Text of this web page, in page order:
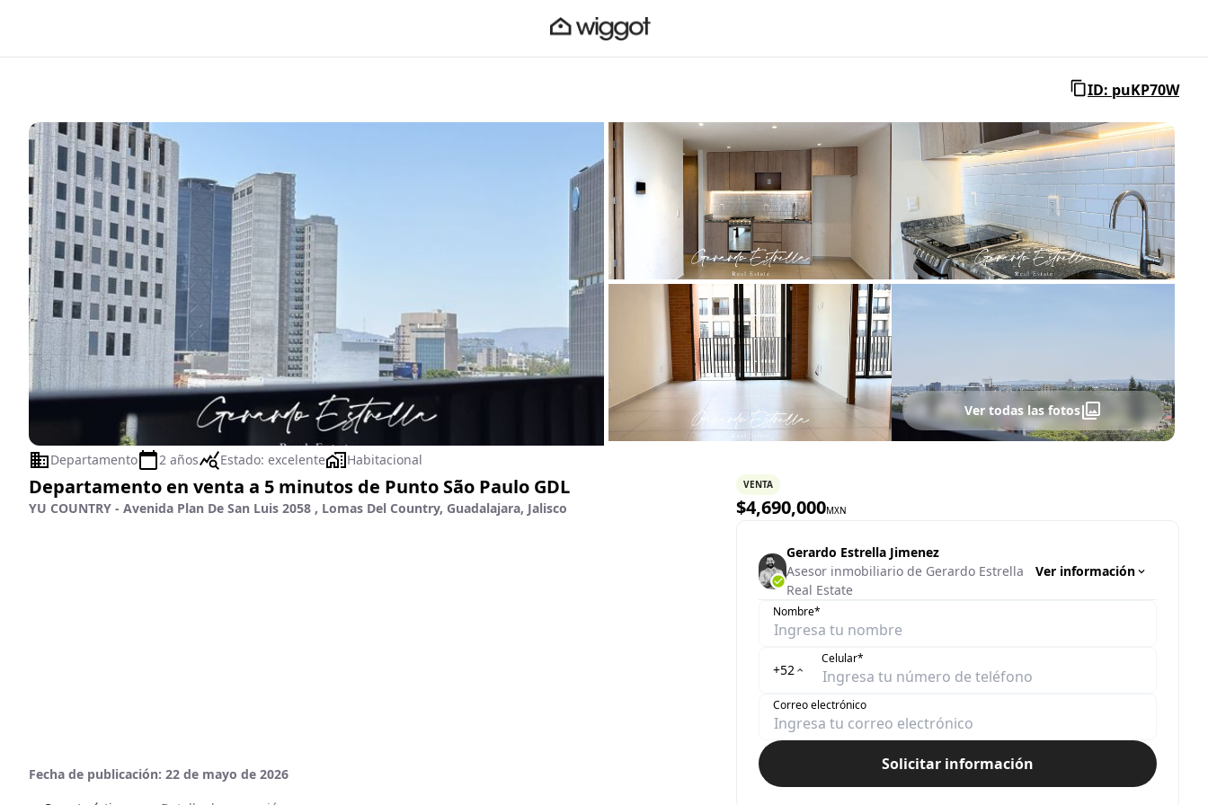
ID: puKP70W
Ver todas las fotos
Departamento 2 años Estado: excelente Habitacional
Departamento en venta a 5 minutos de Punto São Paulo GDL
YU COUNTRY - Avenida Plan De San Luis 2058 , Lomas Del Country, Guadalajara, Jalisco
Fecha de publicación: 22 de mayo de 2026
VENTA
$4,690,000MXN
Gerardo Estrella Jimenez
Asesor inmobiliario de Gerardo Estrella
Real Estate
Ver información
Nombre*
+52
Celular*
Correo electrónico
Solicitar información